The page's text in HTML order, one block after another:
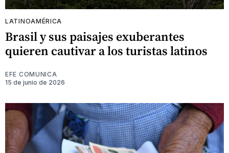
LATINOAMÉRICA
Brasil y sus paisajes exuberantes
quieren cautivar a los turistas latinos
EFE COMUNICA
15 de junio de 2026